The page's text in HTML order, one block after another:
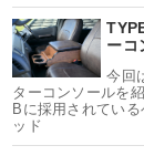
ーコ
今回
ターコンソールを
Bに採用されてい
ッド